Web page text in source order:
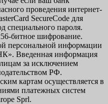
проведения интернет-
SecureCode для
специального пароля.
битное шифрование.
персональной информации
Введенная информация
за исключением
РФ.
картам осуществляется в
платежных систем
Sprl.